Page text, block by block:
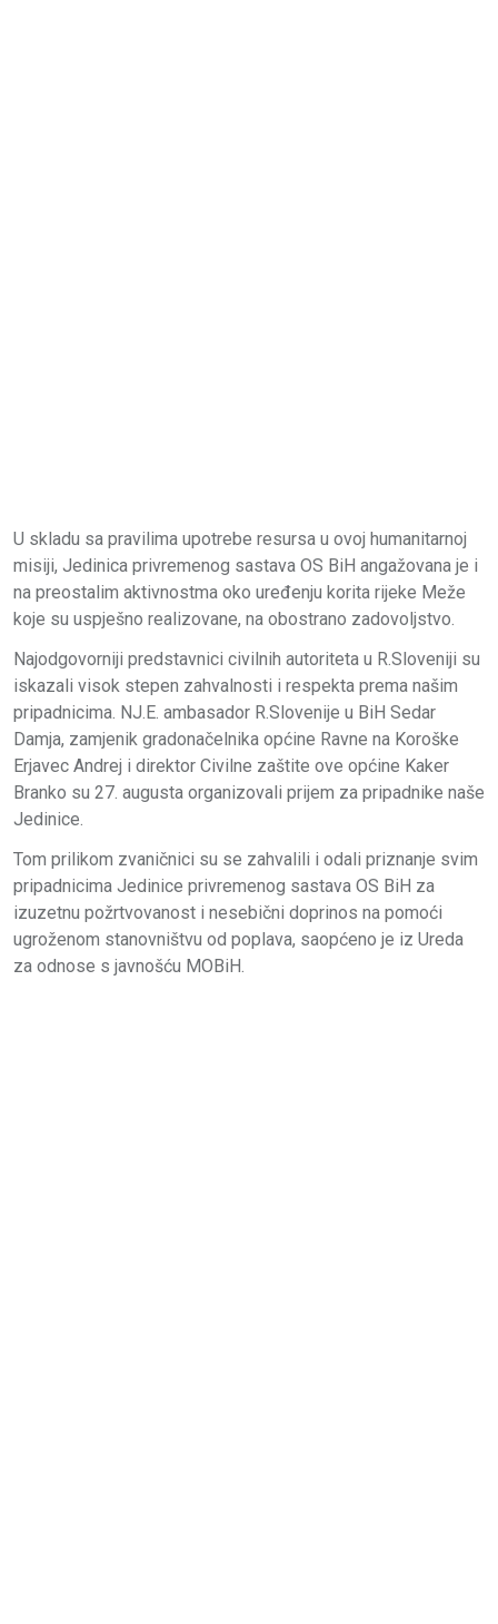
U skladu sa pravilima upotrebe resursa u ovoj humanitarnoj
misiji, Jedinica privremenog sastava OS BiH angažovana je i
na preostalim aktivnostma oko uređenju korita rijeke Meže
koje su uspješno realizovane, na obostrano zadovoljstvo.
Najodgovorniji predstavnici civilnih autoriteta u R.Sloveniji su
iskazali visok stepen zahvalnosti i respekta prema našim
pripadnicima. NJ.E. ambasador R.Slovenije u BiH Sedar
Damja, zamjenik gradonačelnika općine Ravne na Koroške
Erjavec Andrej i direktor Civilne zaštite ove općine Kaker
Branko su 27. augusta organizovali prijem za pripadnike naše
Jedinice.
Tom prilikom zvaničnici su se zahvalili i odali priznanje svim
pripadnicima Jedinice privremenog sastava OS BiH za
izuzetnu požrtvovanost i nesebični doprinos na pomoći
ugroženom stanovništvu od poplava, saopćeno je iz Ureda
za odnose s javnošću MOBiH.